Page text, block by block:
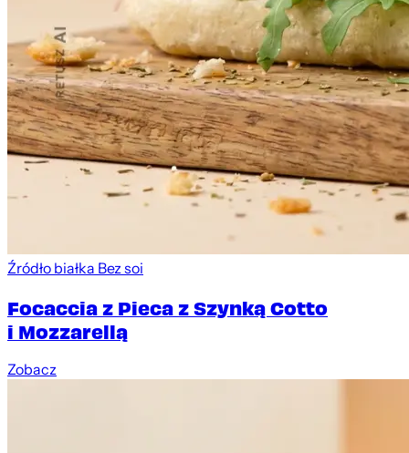
Źródło białka Bez soi
Focaccia z Pieca z Szynką Cotto
i Mozzarellą
Zobacz